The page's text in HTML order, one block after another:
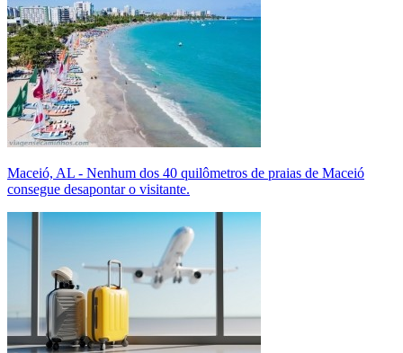
Maceió, AL - Nenhum dos 40 quilômetros de praias de Maceió
consegue desapontar o visitante.